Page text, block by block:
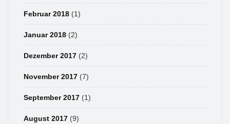
Februar 2018 (1)
Januar 2018 (2)
Dezember 2017 (2)
November 2017 (7)
September 2017 (1)
August 2017 (9)